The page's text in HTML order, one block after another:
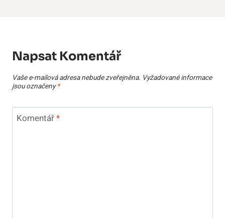
Napsat Komentář
Vaše e-mailová adresa nebude zveřejněna. Vyžadované informace
jsou označeny*
Komentář*